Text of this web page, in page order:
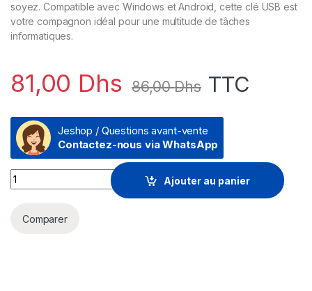
soyez. Compatible avec Windows et Android, cette clé USB est
votre compagnon idéal pour une multitude de tâches
informatiques.
81,00 Dhs 86,00Dhs TTC
Jeshop / Questions avant-vente
Contactez-nous via WhatsApp
Prix Clé USB Hiksemi M200 32 Go usb 3.0 (HSM-USB-
Ajouter au panier
Comparer